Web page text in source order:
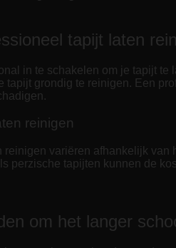
tapijt laten
in te schakelen om je tapijt
tapijt grondig te reinigen. Een
reinigen
variëren afhankelijk
perzische tapijten kunnen de
om het langer